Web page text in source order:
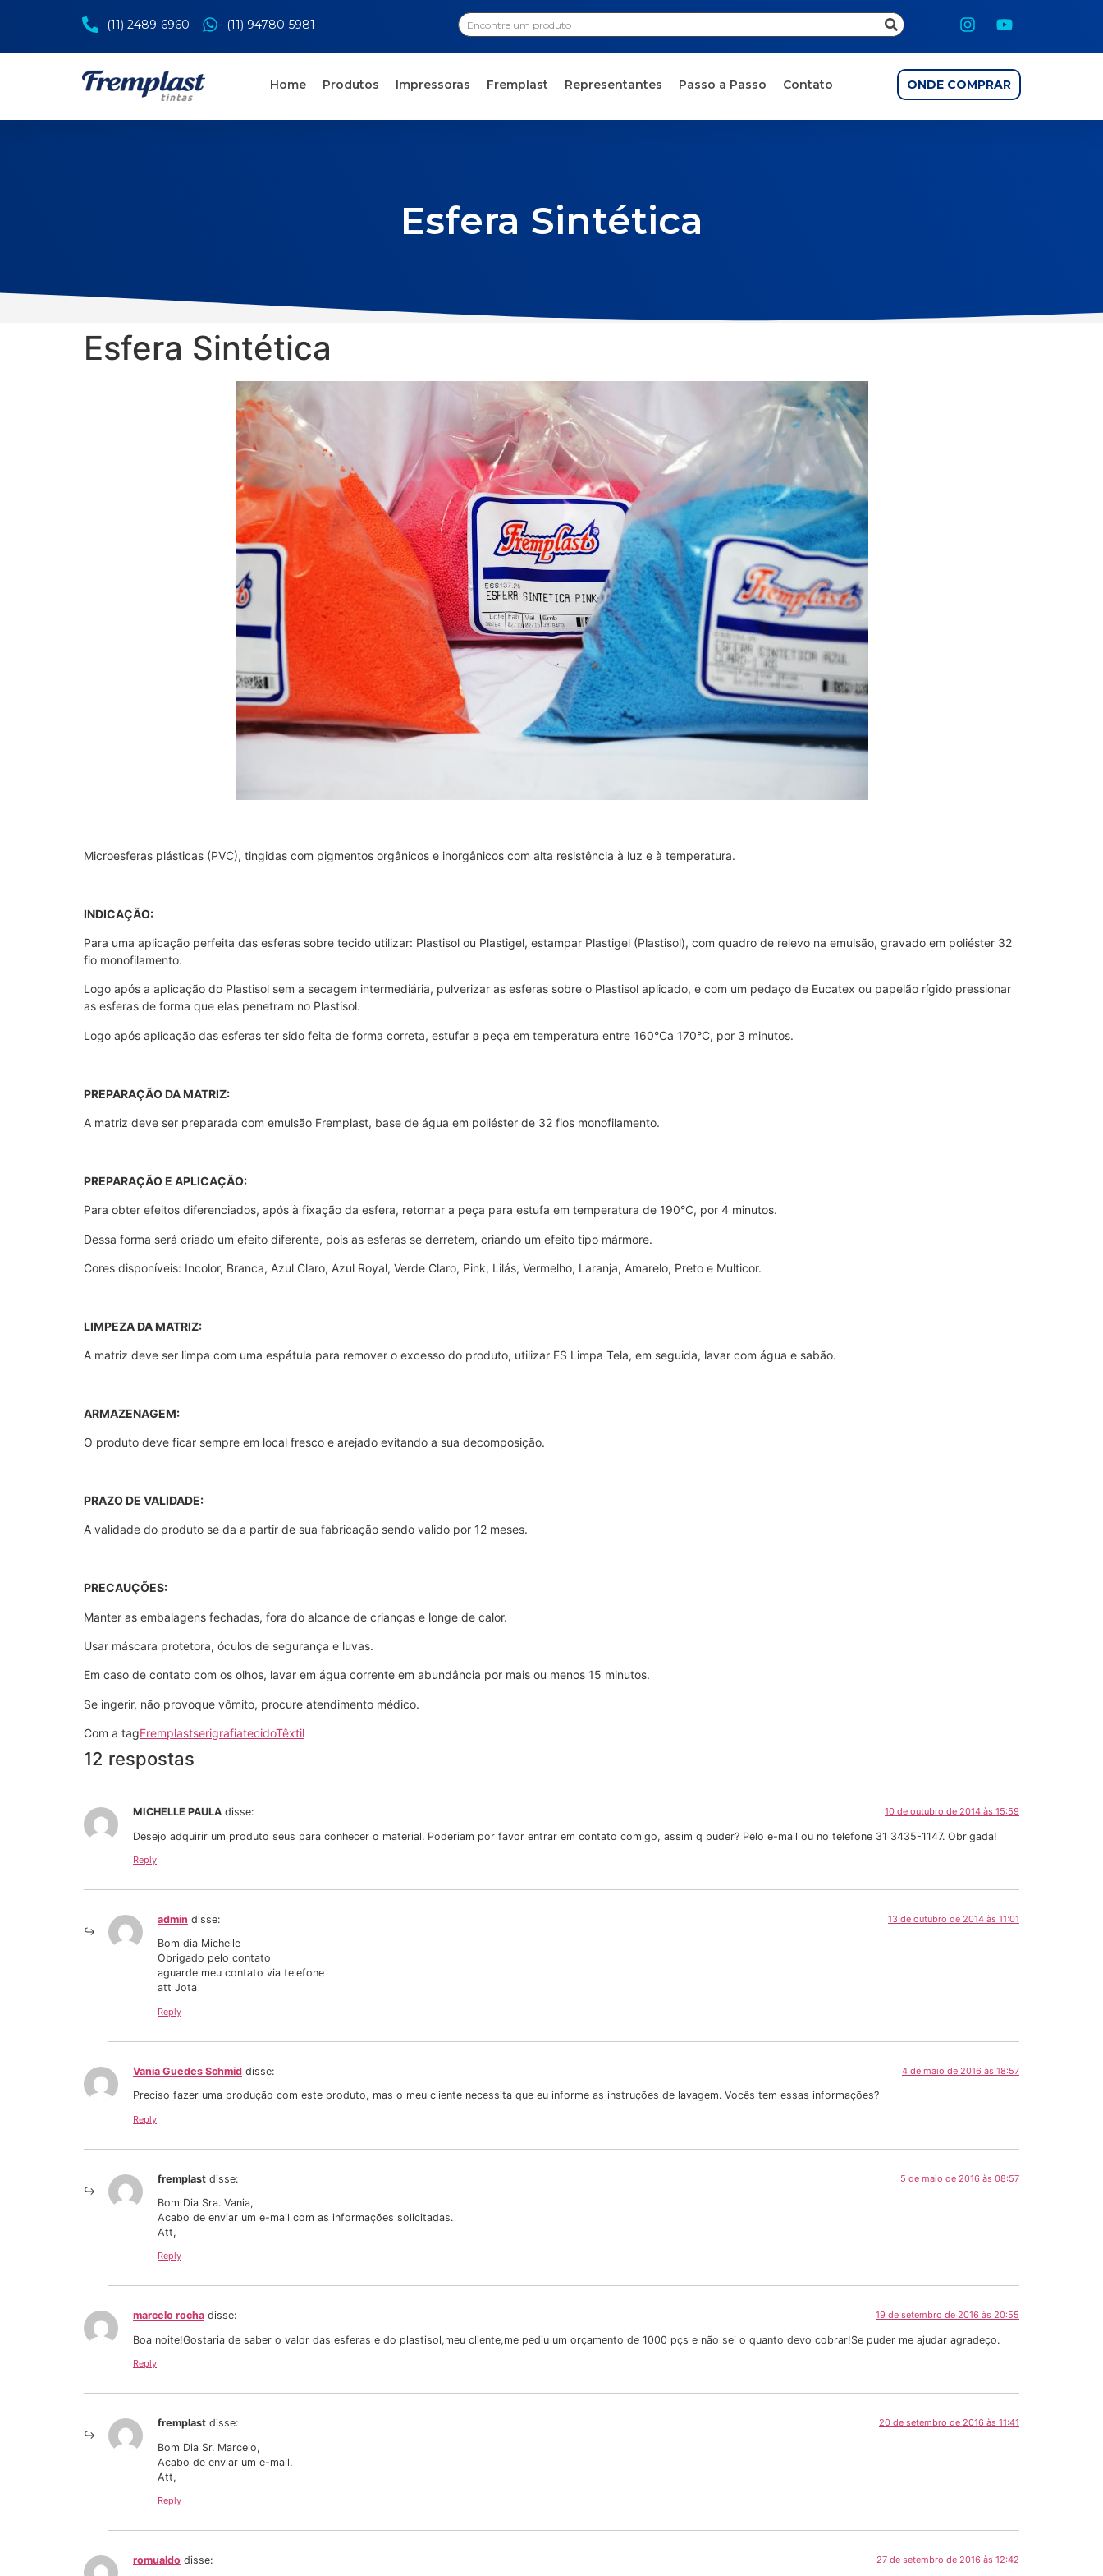
(11) 2489-6960 (11) 94780-5981
Home Produtos Impressoras Fremplast Representantes Passo a Passo Contato ONDE COMPRAR
Esfera Sintética
Esfera Sintética
Microesferas plásticas (PVC), tingidas com pigmentos orgânicos e inorgânicos com alta resistência à luz e à temperatura.
INDICAÇÃO:
Para uma aplicação perfeita das esferas sobre tecido utilizar: Plastisol ou Plastigel, estampar Plastigel (Plastisol), com quadro de relevo na emulsão, gravado em poliéster 32
fio monofilamento.
Logo após a aplicação do Plastisol sem a secagem intermediária, pulverizar as esferas sobre o Plastisol aplicado, e com um pedaço de Eucatex ou papelão rígido pressionar
as esferas de forma que elas penetram no Plastisol.
Logo após aplicação das esferas ter sido feita de forma correta, estufar a peça em temperatura entre 160°Ca 170°C, por 3 minutos.
PREPARAÇÃO DA MATRIZ:
A matriz deve ser preparada com emulsão Fremplast, base de água em poliéster de 32 fios monofilamento.
PREPARAÇÃO E APLICAÇÃO:
Para obter efeitos diferenciados, após à fixação da esfera, retornar a peça para estufa em temperatura de 190°C, por 4 minutos.
Dessa forma será criado um efeito diferente, pois as esferas se derretem, criando um efeito tipo mármore.
Cores disponíveis: Incolor, Branca, Azul Claro, Azul Royal, Verde Claro, Pink, Lilás, Vermelho, Laranja, Amarelo, Preto e Multicor.
LIMPEZA DA MATRIZ:
A matriz deve ser limpa com uma espátula para remover o excesso do produto, utilizar FS Limpa Tela, em seguida, lavar com água e sabão.
ARMAZENAGEM:
O produto deve ficar sempre em local fresco e arejado evitando a sua decomposição.
PRAZO DE VALIDADE:
A validade do produto se da a partir de sua fabricação sendo valido por 12 meses.
PRECAUÇÕES:
Manter as embalagens fechadas, fora do alcance de crianças e longe de calor.
Usar máscara protetora, óculos de segurança e luvas.
Em caso de contato com os olhos, lavar em água corrente em abundância por mais ou menos 15 minutos.
Se ingerir, não provoque vômito, procure atendimento médico.
Com a tagFremplastserigrafiatecidoTêxtil
12 respostas
MICHELLE PAULA disse: 10 de outubro de 2014 às 15:59
Desejo adquirir um produto seus para conhecer o material. Poderiam por favor entrar em contato comigo, assim q puder? Pelo e-mail ou no telefone 31 3435-1147. Obrigada!
Reply
admin disse: 13 de outubro de 2014 às 11:01
Bom dia Michelle
Obrigado pelo contato
aguarde meu contato via telefone
att Jota
Reply
Vania Guedes Schmid disse: 4 de maio de 2016 às 18:57
Preciso fazer uma produção com este produto, mas o meu cliente necessita que eu informe as instruções de lavagem. Vocês tem essas informações?
Reply
fremplast disse: 5 de maio de 2016 às 08:57
Bom Dia Sra. Vania,
Acabo de enviar um e-mail com as informações solicitadas.
Att,
Reply
marcelo rocha disse: 19 de setembro de 2016 às 20:55
Boa noite!Gostaria de saber o valor das esferas e do plastisol,meu cliente,me pediu um orçamento de 1000 pçs e não sei o quanto devo cobrar!Se puder me ajudar agradeço.
Reply
fremplast disse: 20 de setembro de 2016 às 11:41
Bom Dia Sr. Marcelo,
Acabo de enviar um e-mail.
Att,
Reply
romualdo disse: 27 de setembro de 2016 às 12:42